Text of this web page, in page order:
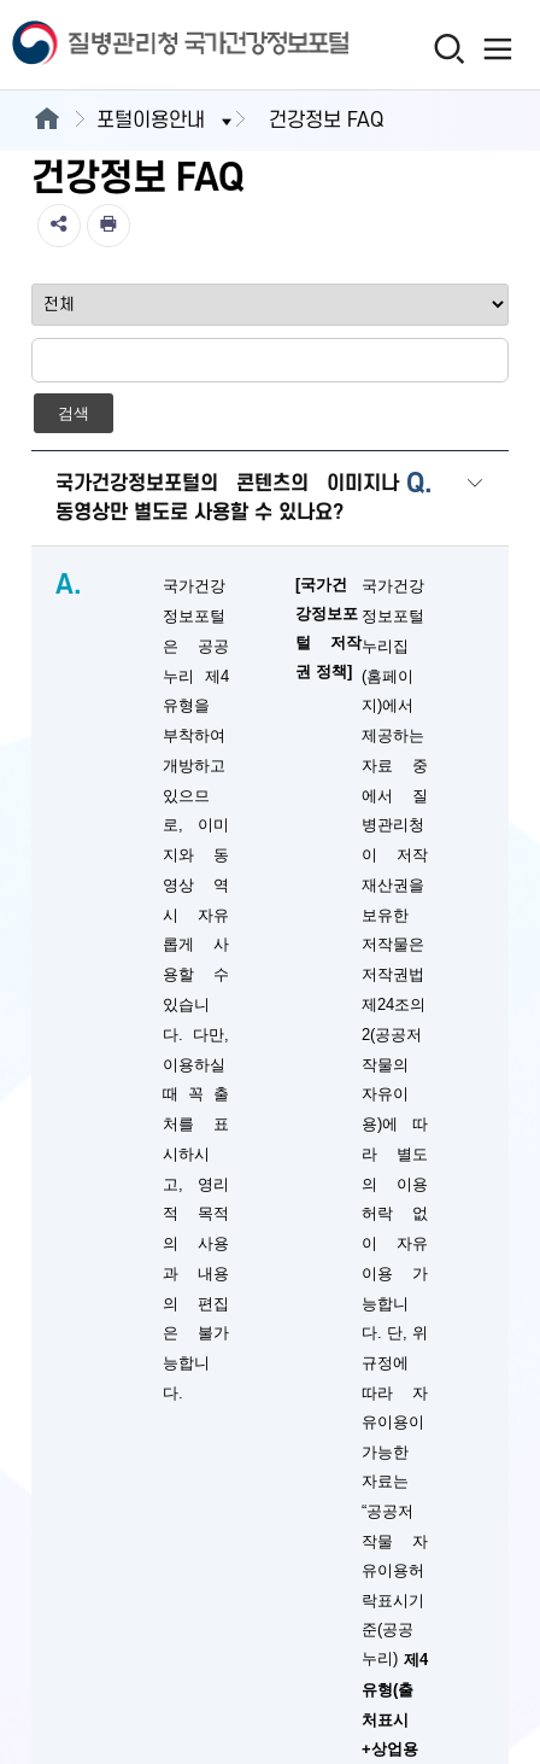
포털이용안내 건강정보 FAQ
건강정보 FAQ
검색
Q.
국가건강정보포털의 콘텐츠의 이미지나
동영상만 별도로 사용할 수 있나요?
A.
국가건강
정보포털
은 공공
누리 제4
유형을
부착하여
개방하고
있으므
로, 이미
지와 동
영상 역
시 자유
롭게 사
용할 수
있습니
다. 다만,
이용하실
때 꼭 출
처를 표
시하시
고, 영리
적 목적
의 사용
과 내용
의 편집
은 불가
능합니
다.
[국가건
강정보포
털 저작
권 정책]
국가건강
정보포털
누리집
(홈페이
지)에서
제공하는
자료 중
에서 질
병관리청
이 저작
재산권을
보유한
저작물은
저작권법
제24조의
2(공공저
작물의
자유이
용)에 따
라 별도
의 이용
허락 없
이 자유
이용 가
능합니
다. 단, 위
규정에
따라 자
유이용이
가능한
자료는
“공공저
작물 자
유이용허
락표시기
준(공공
누리) 제4
유형(출
처표시
+상업용